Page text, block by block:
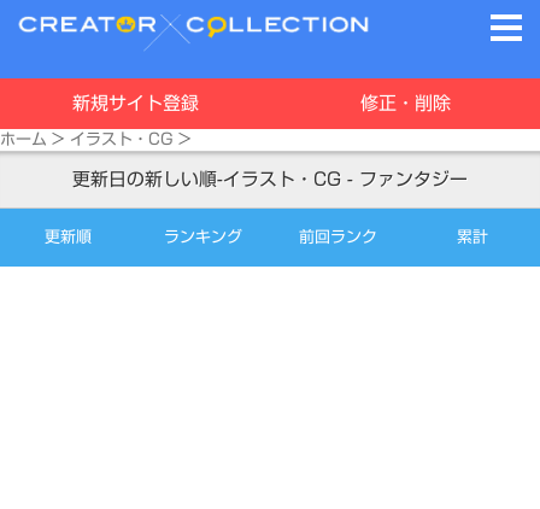
新規サイト登録 修正・削除
ホーム > イラスト・CG >
更新日の新しい順-イラスト・CG - ファンタジー
更新順 ランキング 前回ランク 累計